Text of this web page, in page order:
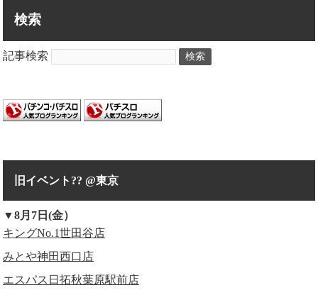
検索
記事検索 検索
旧イベント?? @東京
▼8月7日(金）
キングNo.1世田谷店
みとや神田西口店
エスパス日拓秋葉原駅前店